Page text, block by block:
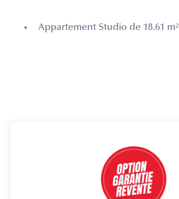
Appartement Studio de 18.61 m²